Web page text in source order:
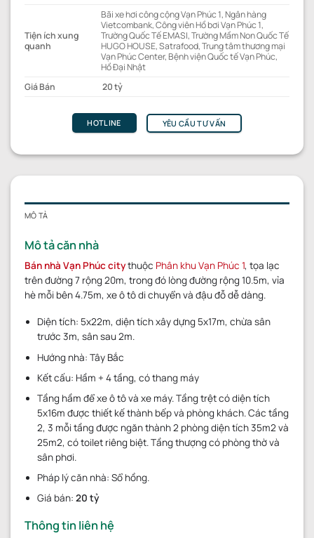
Tiện ích xung
quanh
Bãi xe hơi công cộng Vạn Phúc 1, Ngân hàng
Vietcombank, Công viên Hồ bơi Vạn Phúc 1,
Trường Quốc Tế EMASI, Trường Mầm Non Quốc Tế
HUGO HOUSE, Satrafood, Trung tâm thương mại
Vạn Phúc Center, Bệnh viện Quốc tế Vạn Phúc,
Hồ Đại Nhật
Giá Bán
20 tỷ
HOTLINE YÊU CẦU TƯ VẤN
MÔ TẢ
Mô tả căn nhà
Bán nhà Vạn Phúc citythuộc Phân khu Vạn Phúc 1, tọa lạc
trên đường 7 rộng 20m, trong đó lòng đường rộng 10.5m, vỉa
hè mỗi bên 4.75m, xe ô tô di chuyển và đậu đỗ dễ dàng.
Diện tích: 5x22m, diện tích xây dựng 5x17m, chừa sân
trước 3m, sân sau 2m.
Hướng nhà: Tây Bắc
Kết cấu: Hầm + 4 tầng, có thang máy
Tầng hầm để xe ô tô và xe máy. Tầng trệt có diện tích
5x16m được thiết kế thành bếp và phòng khách. Các tầng
2, 3 mỗi tầng được ngăn thành 2 phòng diện tích 35m2 và
25m2, có toilet riêng biệt. Tầng thượng có phòng thờ và
sân phơi.
Pháp lý căn nhà: Sổ hồng.
Giá bán: 20 tỷ
Thông tin liên hệ